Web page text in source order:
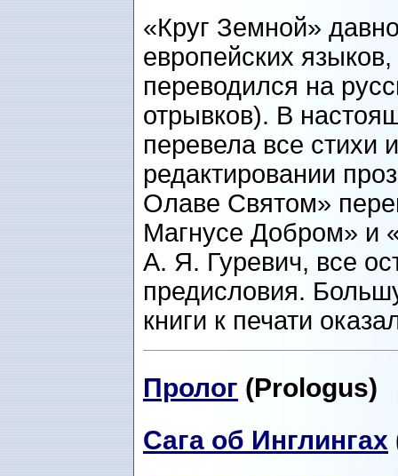
«Круг Земной»
европейских
переводился на
отрывков). В
перевела все стихи
редактировании
Олаве Святом»
Магнусе Добром» и
А. Я. Гуревич, все
предисловия.
книги к печати
Пролог (Prologus)
Сага об Инглингах